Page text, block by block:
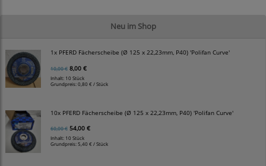
Neu im Shop
1x PFERD Fächerscheibe (Ø 125 x 22,23mm, P40) 'Polifan Curve'
10,00 € 8,00 €
Inhalt: 10 Stück
Grundpreis:0,80 € / Stück
10x PFERD Fächerscheibe (Ø 125 x 22,23mm, P40) 'Polifan Curve'
60,00 € 54,00 €
Inhalt: 10 Stück
Grundpreis:5,40 € / Stück